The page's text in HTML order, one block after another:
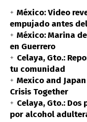
México: Video
empujado antes
México: Marina
en Guerrero
Celaya, Gto.:
tu comunidad
Mexico and
Crisis Together
Celaya, Gto.:
por alcohol